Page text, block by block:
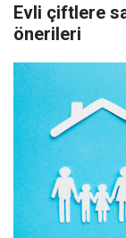
Evli çiftlere
önerileri